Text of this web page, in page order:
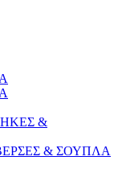
&
& ΣΟΥΠΛΑ